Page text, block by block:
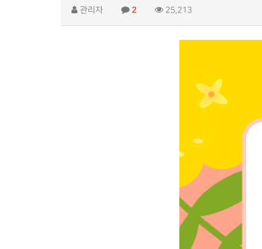
관리자 2 25,213